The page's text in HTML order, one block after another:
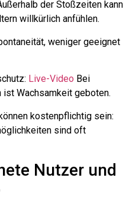
der Stoßzeiten kann
willkürlich anfühlen.
weniger geeignet
Live-Video Bei
Wachsamkeit geboten.
kostenpflichtig sein:
sind oft
Nutzer und